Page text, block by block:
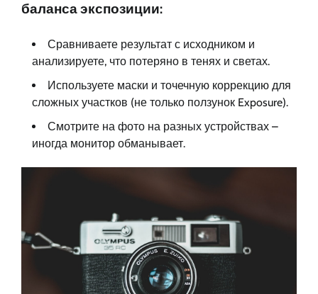
баланса экспозиции:
Сравниваете результат с исходником и
анализируете, что потеряно в тенях и светах.
Используете маски и точечную коррекцию для
сложных участков (не только ползунок Exposure).
Смотрите на фото на разных устройствах –
иногда монитор обманывает.